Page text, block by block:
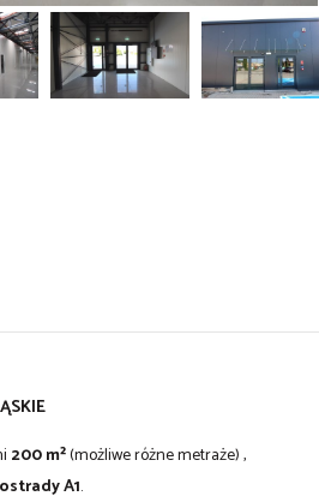
200 m²(możliwe różne metraże) ,
A1.